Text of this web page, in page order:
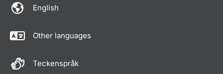
English
Other languages
Teckenspråk